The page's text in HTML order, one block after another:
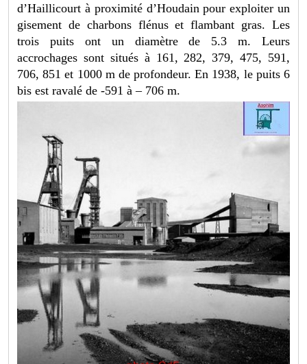
d’Haillicourt à proximité d’Houdain pour exploiter un
gisement de charbons flénus et flambant gras. Les
trois puits ont un diamètre de 5.3 m. Leurs
accrochages sont situés à 161, 282, 379, 475, 591,
706, 851 et 1000 m de profondeur. En 1938, le puits 6
bis est ravalé de -591 à – 706 m.